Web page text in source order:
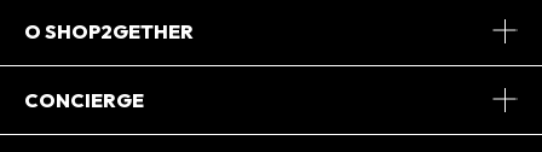
O SHOP2GETHER
Sobre Nós
CONCIERGE